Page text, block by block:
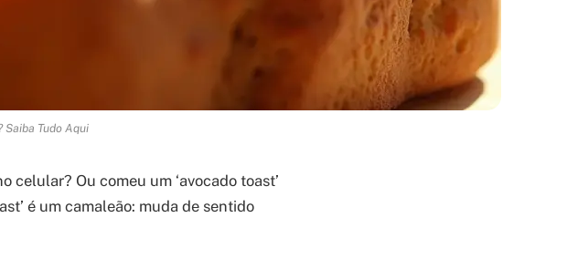
Saiba Tudo Aqui
Ou comeu um ‘avocado toast’
é um camaleão: muda de sentido